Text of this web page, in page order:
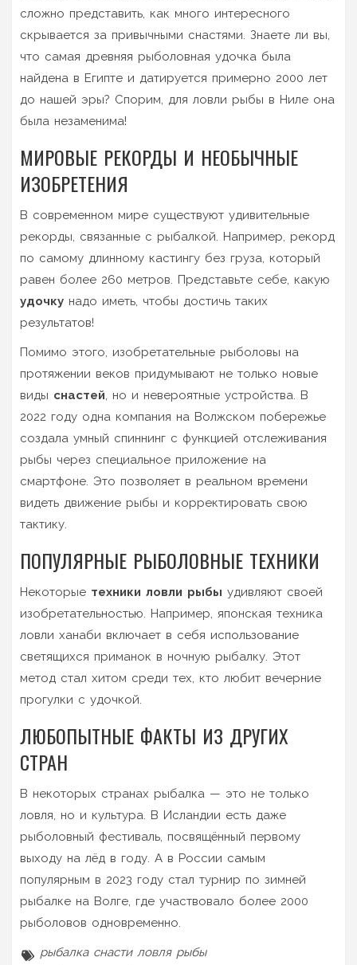
сложно представить, как много интересного
скрывается за привычными снастями. Знаете ли вы,
что самая древняя рыболовная удочка была
найдена в Египте и датируется примерно 2000 лет
до нашей эры? Спорим, для ловли рыбы в Ниле она
была незаменима!
МИРОВЫЕ РЕКОРДЫ И НЕОБЫЧНЫЕ
ИЗОБРЕТЕНИЯ
В современном мире существуют удивительные
рекорды, связанные с рыбалкой. Например, рекорд
по самому длинному кастингу без груза, который
равен более 260 метров. Представьте себе, какую
удочку надо иметь, чтобы достичь таких
результатов!
Помимо этого, изобретательные рыболовы на
протяжении веков придумывают не только новые
виды снастей, но и невероятные устройства. В
2022 году одна компания на Волжском побережье
создала умный спиннинг с функцией отслеживания
рыбы через специальное приложение на
смартфоне. Это позволяет в реальном времени
видеть движение рыбы и корректировать свою
тактику.
ПОПУЛЯРНЫЕ РЫБОЛОВНЫЕ ТЕХНИКИ
Некоторые техники ловли рыбы удивляют своей
изобретательностью. Например, японская техника
ловли ханаби включает в себя использование
светящихся приманок в ночную рыбалку. Этот
метод стал хитом среди тех, кто любит вечерние
прогулки с удочкой.
ЛЮБОПЫТНЫЕ ФАКТЫ ИЗ ДРУГИХ
СТРАН
В некоторых странах рыбалка — это не только
ловля, но и культура. В Исландии есть даже
рыболовный фестиваль, посвящённый первому
выходу на лёд в году. А в России самым
популярным в 2023 году стал турнир по зимней
рыбалке на Волге, где участвовало более 2000
рыболовов одновременно.
рыбалка снасти ловля рыбы